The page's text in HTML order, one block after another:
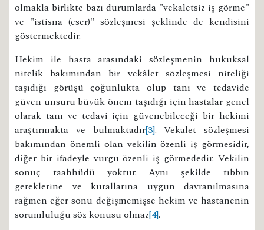
olmakla birlikte bazı durumlarda "vekaletsiz iş görme"
ve "istisna (eser)" sözleşmesi şeklinde de kendisini
göstermektedir.
Hekim ile hasta arasındaki sözleşmenin hukuksal
nitelik bakımından bir vekâlet sözleşmesi niteliği
taşıdığı görüşü çoğunlukta olup tanı ve tedavide
güven unsuru büyük önem taşıdığı için hastalar genel
olarak tanı ve tedavi için güvenebileceği bir hekimi
araştırmakta ve bulmaktadır[3]. Vekalet sözleşmesi
bakımından önemli olan vekilin özenli iş görmesidir,
diğer bir ifadeyle vurgu özenli iş görmededir. Vekilin
sonuç taahhüdü yoktur. Aynı şekilde tıbbın
gereklerine ve kurallarına uygun davranılmasına
rağmen eğer sonu değişmemişse hekim ve hastanenin
sorumluluğu söz konusu olmaz[4].